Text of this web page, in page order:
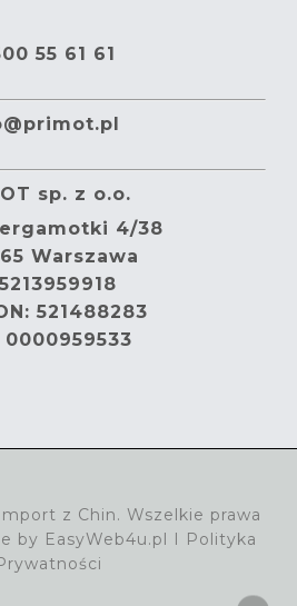
55 61 61
sp. z o.o.
4/38
Warszawa
521488283
0000959533
z Chin. Wszelkie prawa
by EasyWeb4u.pl I Polityka